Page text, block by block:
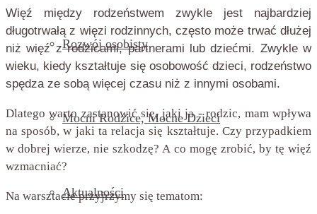
Rozwój osobisty
Mocni Rodzice, Mocne Dzieci
Aktualności
Więź między rodzeństwem zwykle jest najbardziej
długotrwałą z więzi rodzinnych, często może trwać dłużej
niż więź z rodzicami, partnerami lub dziećmi. Zwykle w
wieku, kiedy kształtuje się osobowość dzieci, rodzeństwo
spędza ze sobą więcej czasu niż z innymi osobami.
Dlatego warto zastanowić się, jaki ja - rodzic, mam wpływa
na sposób, w jaki ta relacja się kształtuje. Czy przypadkiem
w dobrej wierze, nie szkodzę? A co mogę zrobić, by tę więź
wzmacniać?
Na warsztacie przyjrzymy się tematom: